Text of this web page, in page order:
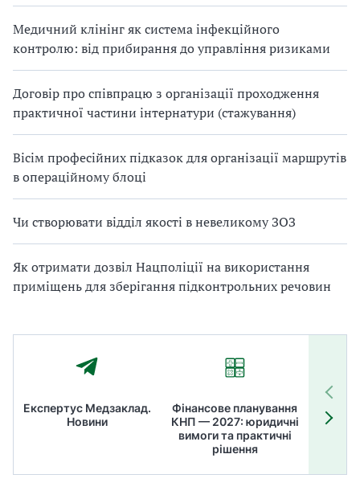
Медичний клінінг як система інфекційного
контролю: від прибирання до управління ризиками
Договір про співпрацю з організації проходження
практичної частини інтернатури (стажування)
Вісім професійних підказок для організації маршрутів
в операційному блоці
Чи створювати відділ якості в невеликому ЗОЗ
Як отримати дозвіл Нацполіції на використання
приміщень для зберігання підконтрольних речовин
Експертус Медзаклад.
Новини
Фінансове планування
КНП — 2027: юридичні
вимоги та практичні
рішення